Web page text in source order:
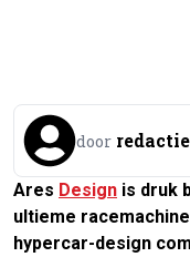
door redactie
Ares Design is druk
ultieme
hypercar-design